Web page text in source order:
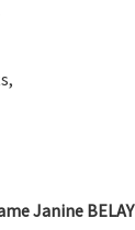
Janine BELAY